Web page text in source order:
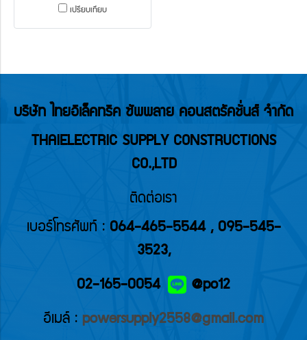
เปรียบเทียบ
บริษัท ไทยอิเล็คทริค ซัพพลาย คอนสตรัคชั่นส์ จำกัด
THAIELECTRIC SUPPLY CONSTRUCTIONS
CO.,LTD
ติดต่อเรา
เบอร์โทรศัพท์ : 064-465-5544, 095-545-
3523,
02-165-0054 @po12
อีเมล์ : powersupply2558@gmail.com